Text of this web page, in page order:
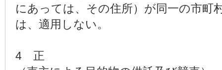
にあっては、その住所）が同一の市町
は、適用しない。
4 正